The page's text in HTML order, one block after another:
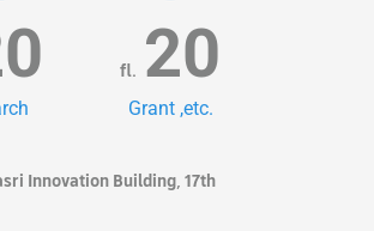
fl. 20
Grant ,etc.
Innovation Building, 17th